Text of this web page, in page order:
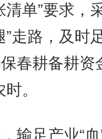
清单”要求，
”走路，及时
春耕备耕资
。
足产业“血